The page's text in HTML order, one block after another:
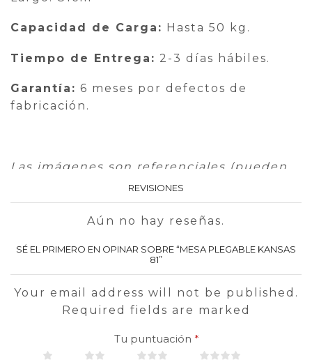
Capacidad de Carga: Hasta 50 kg.
Tiempo de Entrega: 2-3 días hábiles.
Garantía: 6 meses por defectos de
fabricación.
Las imágenes son referenciales (pueden
alterar la percepción del tamaño del
escritorio). Te recomendamos verificar las
medidas indicadas y medir tu espacio
Los accesorios y elementos decorativos
no están incluidos.
REVISIONES
Aún no hay reseñas.
SÉ EL PRIMERO EN OPINAR SOBRE “MESA PLEGABLE KANSAS
81”
Your email address will not be published.
Required fields are marked
Tu puntuación *